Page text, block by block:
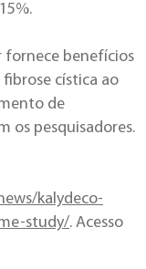
fornece benefícios
fibrose cística ao
de
os pesquisadores.
kalydeco-
study/. Acesso